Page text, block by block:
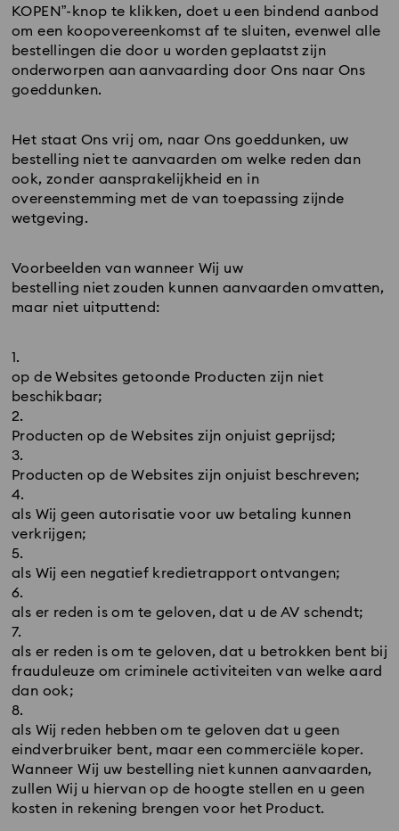
KOPEN”-knop te klikken, doet u een bindend aanbod
om een koopovereenkomst af te sluiten, evenwel alle
bestellingen die door u worden geplaatst zijn
onderworpen aan aanvaarding door Ons naar Ons
goeddunken.
Het staat Ons vrij om, naar Ons goeddunken, uw
bestelling niet te aanvaarden om welke reden dan
ook, zonder aansprakelijkheid en in
overeenstemming met de van toepassing zijnde
wetgeving.
Voorbeelden van wanneer Wij uw
bestelling niet zouden kunnen aanvaarden omvatten,
maar niet uitputtend:
op de Websites getoonde Producten zijn niet
beschikbaar;
Producten op de Websites zijn onjuist geprijsd;
Producten op de Websites zijn onjuist beschreven;
als Wij geen autorisatie voor uw betaling kunnen
verkrijgen;
als Wij een negatief kredietrapport ontvangen;
als er reden is om te geloven, dat u de AV schendt;
als er reden is om te geloven, dat u betrokken bent bij
frauduleuze om criminele activiteiten van welke aard
dan ook;
als Wij reden hebben om te geloven dat u geen
eindverbruiker bent, maar een commerciële koper.
Wanneer Wij uw bestelling niet kunnen aanvaarden,
zullen Wij u hiervan op de hoogte stellen en u geen
kosten in rekening brengen voor het Product.